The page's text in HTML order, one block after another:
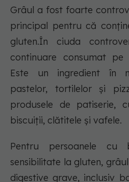
Grâul a fost foarte
principal pentru că
gluten.În ciuda
continuare consumat
Este un ingredient în
pastelor, tortilelor și
produsele de patiserie,
biscuiții, clătitele și vafele.
Pentru persoanele cu
sensibilitate la gluten,
digestive grave, inclusiv